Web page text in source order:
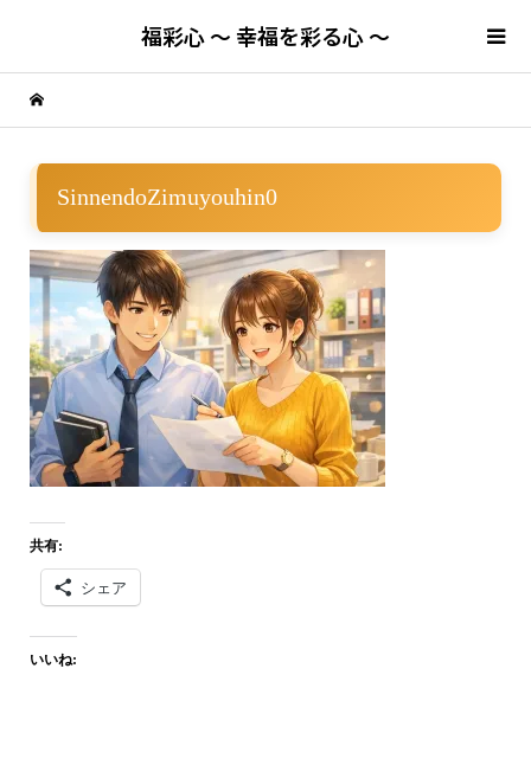
福彩心 ～ 幸福を彩る心 ～
SinnendoZimuyouhin0
共有:
シェア
いいね: